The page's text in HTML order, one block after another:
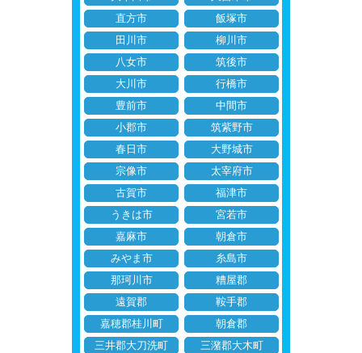
直方市
飯塚市
田川市
柳川市
八女市
筑後市
大川市
行橋市
豊前市
中間市
小郡市
筑紫野市
春日市
大野城市
宗像市
太宰府市
古賀市
福津市
うきは市
宮若市
嘉麻市
朝倉市
みやま市
糸島市
那珂川市
糟屋郡
遠賀郡
鞍手郡
嘉穂郡桂川町
朝倉郡
三井郡大刀洗町
三潴郡大木町